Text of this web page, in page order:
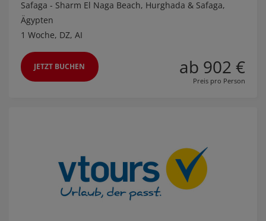
Safaga - Sharm El Naga Beach, Hurghada & Safaga,
Ägypten
1 Woche, DZ, AI
JETZT BUCHEN ab 902 €
Preis pro Person